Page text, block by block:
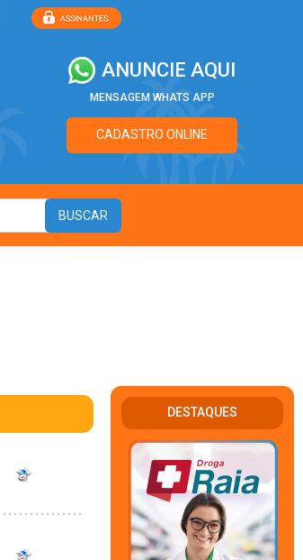
ANUNCIE AQUI
MENSAGEM WHATS APP
CADASTRO ONLINE
DESTAQUES